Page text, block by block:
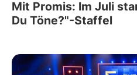
Mit Promis: Im Juli
Du Töne?"-Staffel